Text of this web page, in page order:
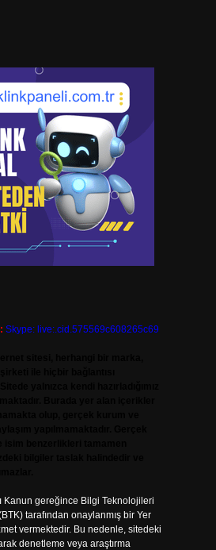
Skype: live:.cid.575569c608265c69
Kanun gereğince Bilgi Teknolojileri
tarafından onaylanmış bir Yer
vermektedir. Bu nedenle, sitedeki
denetleme veya araştırma